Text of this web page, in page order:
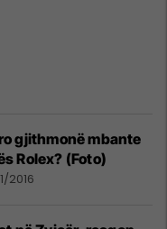
gjithmonë mbante
Rolex? (Foto)
2016